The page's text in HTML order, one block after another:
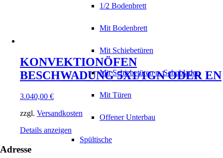
1/2 Bodenbrett
Mit Bodenbrett
Mit Schiebetüren
Mit Schiebetüren u. Schubladen
Mit Türen
Offener Unterbau
Spültische
KONVEKTIONÖFEN
BESCHWADUNG 5X1/1GN ODER EN
3.040,00 €
zzgl. Versandkosten
Details anzeigen
Adresse